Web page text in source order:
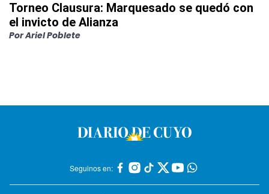
Torneo Clausura: Marquesado se quedó con
el invicto de Alianza
PorAriel Poblete
Seguinos en: